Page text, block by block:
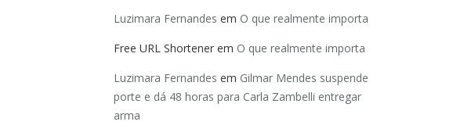
Luzimara Fernandes em O que realmente importa
Free URL Shortener em O que realmente importa
Luzimara Fernandes em Gilmar Mendes suspende
porte e dá 48 horas para Carla Zambelli entregar
arma